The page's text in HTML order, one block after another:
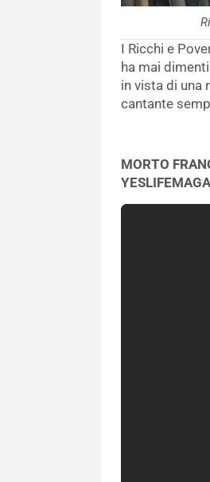
I Ricchi e
ha mai
in vista di una
cantante
MORTO